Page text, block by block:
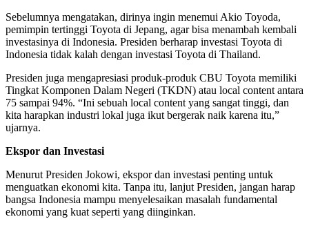
Sebelumnya mengatakan, dirinya ingin menemui Akio Toyoda,
pemimpin tertinggi Toyota di Jepang, agar bisa menambah kembali
investasinya di Indonesia. Presiden berharap investasi Toyota di
Indonesia tidak kalah dengan investasi Toyota di Thailand.
Presiden juga mengapresiasi produk-produk CBU Toyota memiliki
Tingkat Komponen Dalam Negeri (TKDN) atau local content antara
75 sampai 94%. “Ini sebuah local content yang sangat tinggi, dan
kita harapkan industri lokal juga ikut bergerak naik karena itu,”
ujarnya.
Ekspor dan Investasi
Menurut Presiden Jokowi, ekspor dan investasi penting untuk
menguatkan ekonomi kita. Tanpa itu, lanjut Presiden, jangan harap
bangsa Indonesia mampu menyelesaikan masalah fundamental
ekonomi yang kuat seperti yang diinginkan.